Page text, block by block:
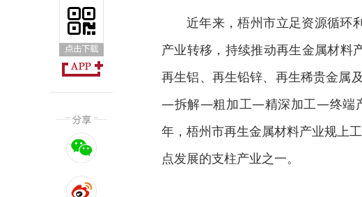
近年来，梧州市立足资源循环
产业转移，持续推动再生金属材料
再生铝、再生铅锌、再生稀贵金属
—拆解—粗加工—精深加工—终端产
年，梧州市再生金属材料产业规上
点发展的支柱产业之一。